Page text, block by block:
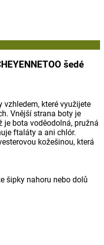
šedé
vzhledem, které využijete
Vnější strana boty je
bota voděodolná, pružná
ftaláty a ani chlór.
kožešinou, která
šipky nahoru nebo dolů